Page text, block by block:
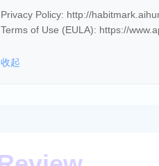
Privacy Policy: http://
Terms of Use (EULA): https://
收起